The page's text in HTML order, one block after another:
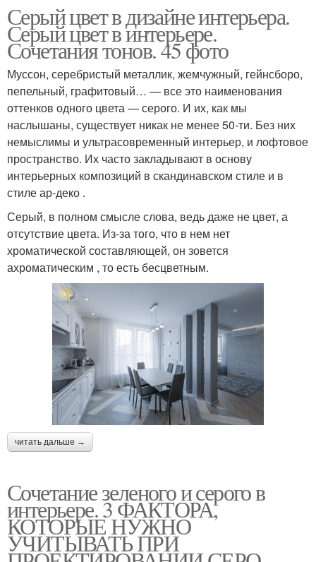
Серый цвет в дизайне интерьера.
Серый цвет в интерьере.
Сочетания тонов. 45 фото
Муссон, серебристый металлик, жемчужный, гейнсборо,
пепельный, графитовый… — все это наименования
оттенков одного цвета — серого. И их, как мы
наслышаны, существует никак не менее 50-ти. Без них
немыслимы и ультрасовременный интерьер, и лофтовое
пространство. Их часто закладывают в основу
интерьерных композиций в скандинавском стиле и в
стиле ар-деко .
Серый, в полном смысле слова, ведь даже не цвет, а
отсутствие цвета. Из-за того, что в нем нет
хроматической составляющей, он зовется
ахроматическим , то есть бесцветным.
читать дальше →
Сочетание зеленого и серого в
интерьере. 3 ФАКТОРА,
КОТОРЫЕ НУЖНО
УЧИТЫВАТЬ ПРИ